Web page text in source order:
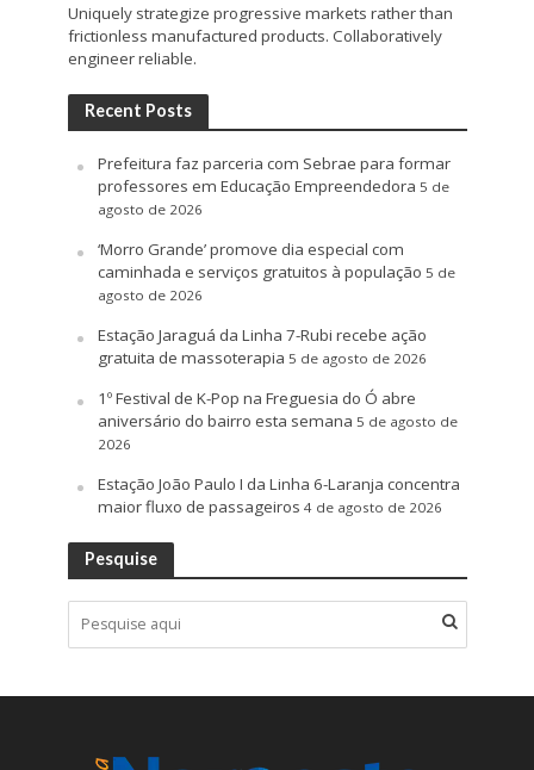
Uniquely strategize progressive markets rather than
frictionless manufactured products. Collaboratively
engineer reliable.
Recent Posts
Prefeitura faz parceria com Sebrae para formar
professores em Educação Empreendedora 5 de
agosto de 2026
‘Morro Grande’ promove dia especial com
caminhada e serviços gratuitos à população 5 de
agosto de 2026
Estação Jaraguá da Linha 7-Rubi recebe ação
gratuita de massoterapia 5 de agosto de 2026
1º Festival de K-Pop na Freguesia do Ó abre
aniversário do bairro esta semana 5 de agosto de
2026
Estação João Paulo I da Linha 6-Laranja concentra
maior fluxo de passageiros 4 de agosto de 2026
Pesquise